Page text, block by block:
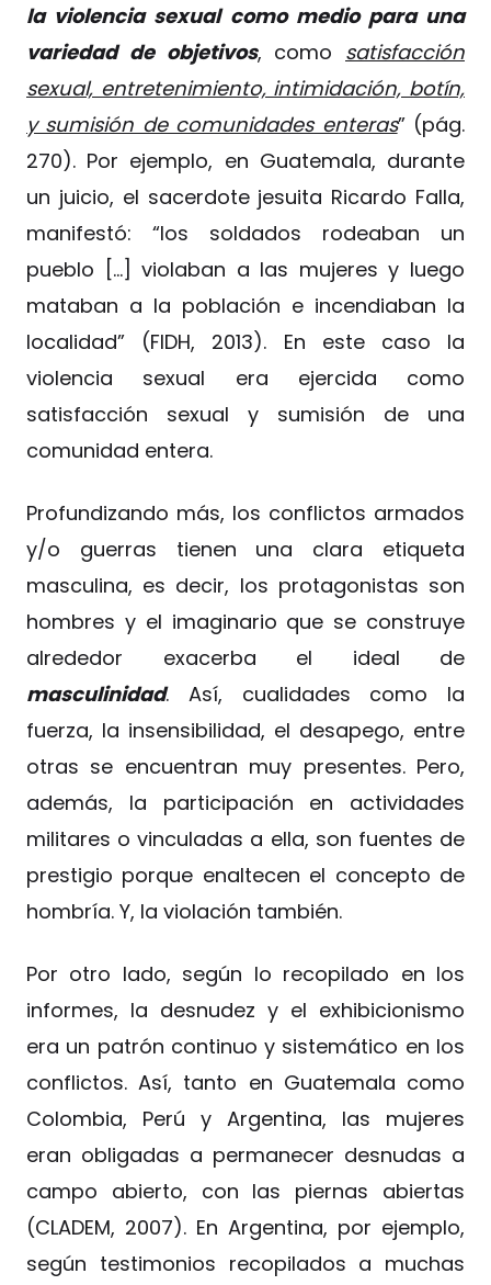
la violencia sexual como medio para una
variedad de objetivos, como satisfacción
sexual, entretenimiento, intimidación, botín,
y sumisión de comunidades enteras” (pág.
270). Por ejemplo, en Guatemala, durante
un juicio, el sacerdote jesuita Ricardo Falla,
manifestó: “los soldados rodeaban un
pueblo […] violaban a las mujeres y luego
mataban a la población e incendiaban la
localidad” (FIDH, 2013). En este caso la
violencia sexual era ejercida como
satisfacción sexual y sumisión de una
comunidad entera.
Profundizando más, los conflictos armados
y/o guerras tienen una clara etiqueta
masculina, es decir, los protagonistas son
hombres y el imaginario que se construye
alrededor exacerba el ideal de
masculinidad. Así, cualidades como la
fuerza, la insensibilidad, el desapego, entre
otras se encuentran muy presentes. Pero,
además, la participación en actividades
militares o vinculadas a ella, son fuentes de
prestigio porque enaltecen el concepto de
hombría. Y, la violación también.
Por otro lado, según lo recopilado en los
informes, la desnudez y el exhibicionismo
era un patrón continuo y sistemático en los
conflictos. Así, tanto en Guatemala como
Colombia, Perú y Argentina, las mujeres
eran obligadas a permanecer desnudas a
campo abierto, con las piernas abiertas
(CLADEM, 2007). En Argentina, por ejemplo,
según testimonios recopilados a muchas